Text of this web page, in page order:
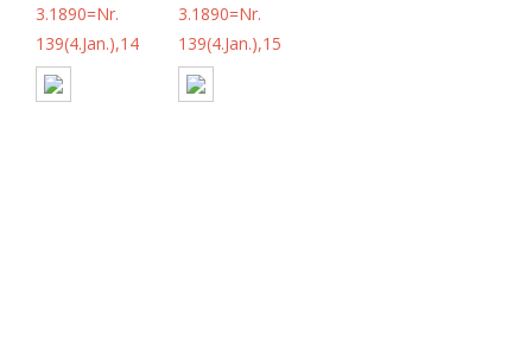
3.1890=Nr.
139(4.Jan.),14
3.1890=Nr.
139(4.Jan.),15